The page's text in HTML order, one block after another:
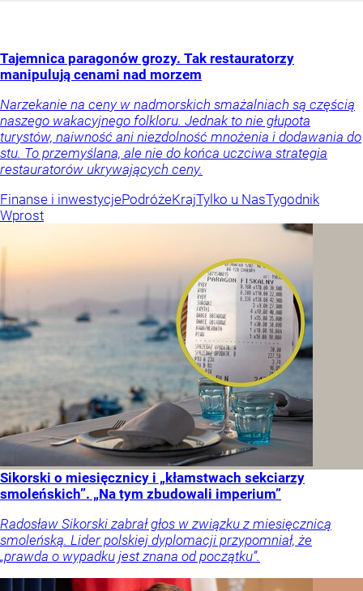
Tajemnica paragonów grozy. Tak restauratorzy
manipulują cenami nad morzem
Narzekanie na ceny w nadmorskich smażalniach są częścią
naszego wakacyjnego folkloru. Jednak to nie głupota
turystów, naiwność ani niezdolność mnożenia i dodawania do
stu. To przemyślana, ale nie do końca uczciwa strategia
restauratorów ukrywających ceny.
Finanse i inwestycjePodróżeKrajTylko u NasTygodnik
Wprost
Sikorski o miesięcznicy i „kłamstwach sekciarzy
smoleńskich”. „Na tym zbudowali imperium”
Radosław Sikorski zabrał głos w związku z miesięcznicą
smoleńską. Lider polskiej dyplomacji przypomniał, że
„prawda o wypadku jest znana od początku”.